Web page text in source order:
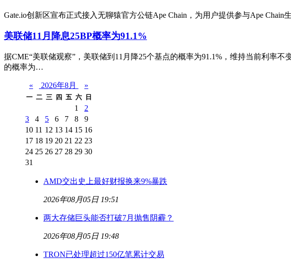
Gate.io创新区宣布正式接入无聊猿官方公链Ape Chain，为用户提供参与Ape
美联储11月降息25BP概率为91.1%
据CME“美联储观察”，美联储到11月降25个基点的概率为91.1%，维持当前利率
的概率为…
« 2026年8月 »
一 二 三 四 五 六 日
1
2
3
4 5 6 7 8
9
10 11 12 13 14 15 16
17 18 19 20 21 22 23
24 25 26 27 28 29 30
31
AMD交出史上最好财报换来9%暴跌
2026年08月05日 19:51
两大存储巨头能否打破7月抛售阴霾？
2026年08月05日 19:48
TRON已处理超过150亿笔累计交易